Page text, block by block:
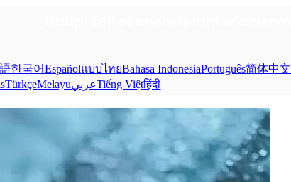
한국어EspañolแบบไทยBahasa IndonesiaPortuguês简体中文
TürkçeMelayuعربيTiếng Việtहिंदी